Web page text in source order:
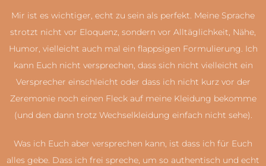
Mir ist es wichtiger, echt zu sein als perfekt. Meine Sprache
strotzt nicht vor Eloquenz, sondern vor Alltäglichkeit, Nähe,
Humor, vielleicht auch mal ein flappsigen Formulierung. Ich
kann Euch nicht versprechen, dass sich nicht vielleicht ein
Versprecher einschleicht oder dass ich nicht kurz vor der
Zeremonie noch einen Fleck auf meine Kleidung bekomme
(und den dann trotz Wechselkleidung einfach nicht sehe).
Was ich Euch aber versprechen kann, ist dass ich für Euch
alles gebe. Dass ich frei spreche, um so authentisch und echt